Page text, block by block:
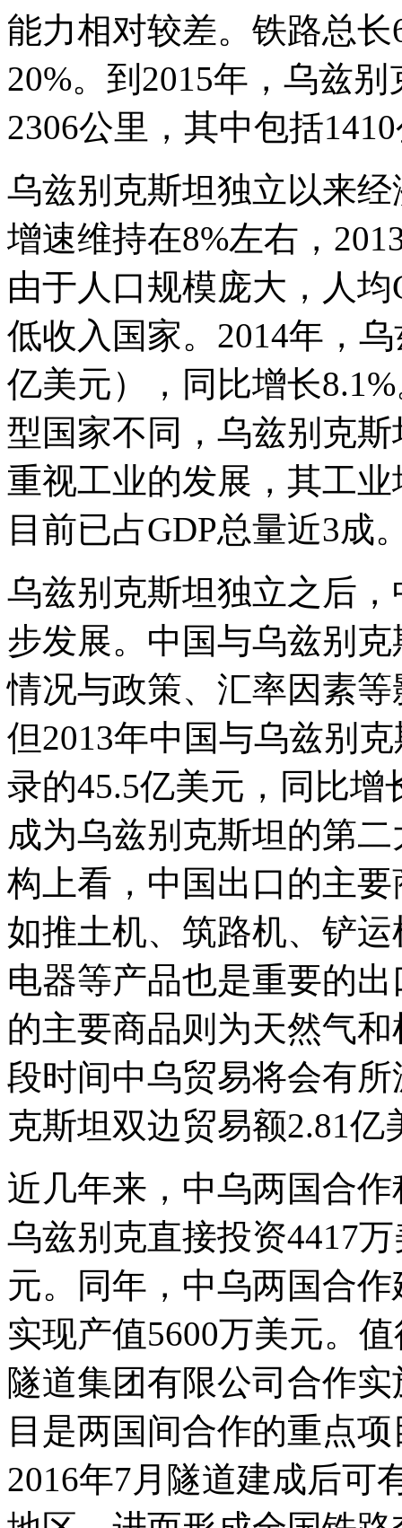
能力相对较差。铁路总
20%。到2015年，乌兹
2306公里，其中包括
乌兹别克斯坦独立以来
增速维持在8%左右，
由于人口规模庞大，人
低收入国家。2014年，
亿美元），同比增长
型国家不同，乌兹别克
重视工业的发展，其工
目前已占GDP总量近3成
乌兹别克斯坦独立之后
步发展。中国与乌兹别
情况与政策、汇率因素
但2013年中国与乌兹别
录的45.5亿美元，同比增
成为乌兹别克斯坦的第
构上看，中国出口的主
如推土机、筑路机、铲
电器等产品也是重要的
的主要商品则为天然气
段时间中乌贸易将会有
克斯坦双边贸易额2.81亿
近几年来，中乌两国合
乌兹别克直接投资4417
元。同年，中乌两国合
实现产值5600万美元。
隧道集团有限公司合作
目是两国间合作的重点
2016年7月隧道建成后可